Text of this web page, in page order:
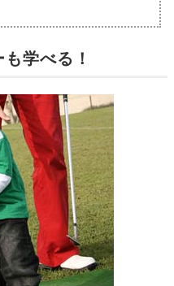
学べる！